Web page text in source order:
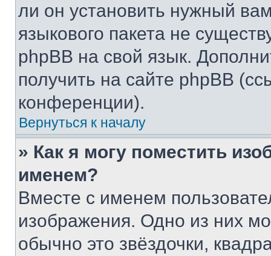
ли он установить нужный
языкового пакета не
phpBB на свой язык.
получить на сайте phpBB
конференции).
Вернуться к началу
» Как я могу поместить
именем?
Вместе с именем
изображения. Одно из них
обычно это звёздочки,